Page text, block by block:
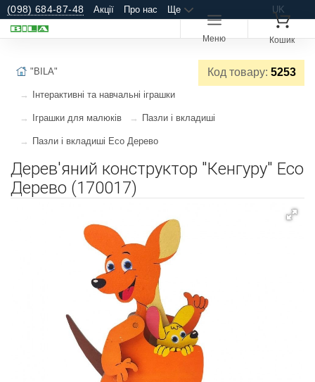
(098) 684-87-48 Акції Про нас Ще UK
Меню Кошик
Код товару: 5253
"BILA"
Інтерактивні та навчальні іграшки
Іграшки для малюків Пазли і вкладиші
Пазли і вкладиші Еco Дерево
Дерев'яний конструктор "Кенгуру" Еco
Дерево (170017)